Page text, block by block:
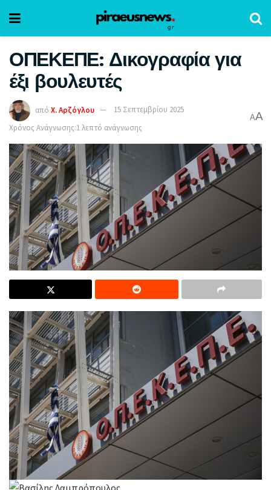
ΟΠΕΚΕΠΕ: Δικογραφία για
έξι βουλευτές
από Χ. Αρζόγλου
15 Σεπτεμβρίου 2025
Χρόνος Ανάγνωσης:1 λεπτό ανάγνωσης
AA